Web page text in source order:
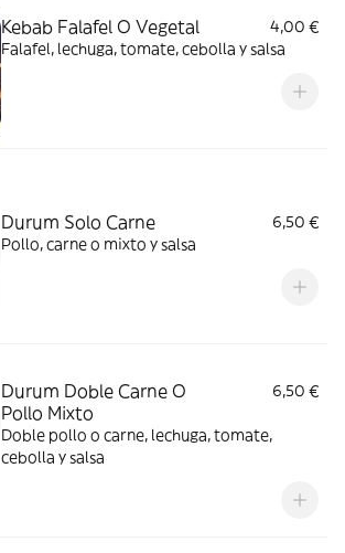
Kebab Falafel O Vegetal
4,00 €
Falafel, lechuga, tomate, cebolla y salsa
Durum Solo Carne
6,50 €
Pollo, carne o mixto y salsa
Durum Doble Carne O
Pollo Mixto
6,50 €
Doble pollo o carne, lechuga, tomate,
cebolla y salsa